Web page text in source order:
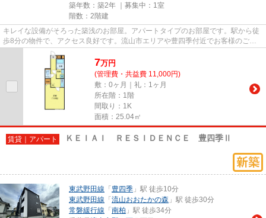
築年数：築2年 ｜募集中： 1室
階数：2階建
キレイな設備がそろった築浅のお部屋。アパートタイプのお部屋です。駅から徒
歩8分の物件で、アクセス良好です。流山市エリアや豊四季付近でお客様のご希
望のお部屋が見つかるまで、当...
7万円
(管理費・共益費 11,000円)
敷：0ヶ月｜礼：1ヶ月
所在階：1階
間取り：1K
面積：25.04㎡
賃貸｜アパート ＫＥＩＡＩ ＲＥＳＩＤＥＮＣＥ 豊四季Ⅱ
東武野田線 「 豊四季 」駅 徒歩10分
東武野田線 「 流山おおたかの森 」駅 徒歩30分
常磐緩行線 「 南柏 」駅 徒歩34分